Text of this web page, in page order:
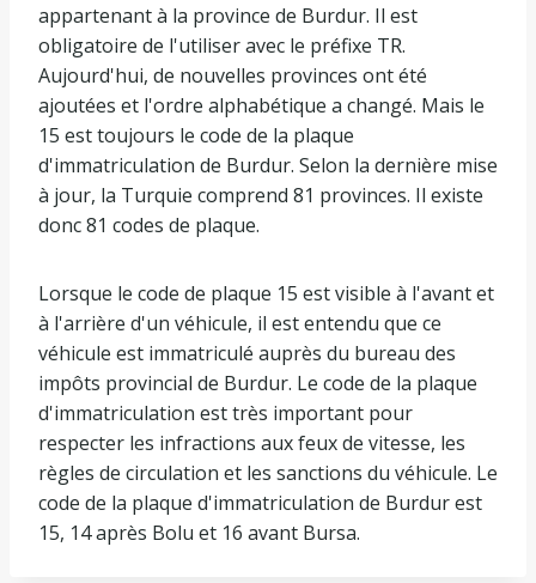
appartenant à la province de Burdur. Il est
obligatoire de l'utiliser avec le préfixe TR.
Aujourd'hui, de nouvelles provinces ont été
ajoutées et l'ordre alphabétique a changé. Mais le
15 est toujours le code de la plaque
d'immatriculation de Burdur. Selon la dernière mise
à jour, la Turquie comprend 81 provinces. Il existe
donc 81 codes de plaque.
Lorsque le code de plaque 15 est visible à l'avant et
à l'arrière d'un véhicule, il est entendu que ce
véhicule est immatriculé auprès du bureau des
impôts provincial de Burdur. Le code de la plaque
d'immatriculation est très important pour
respecter les infractions aux feux de vitesse, les
règles de circulation et les sanctions du véhicule. Le
code de la plaque d'immatriculation de Burdur est
15, 14 après Bolu et 16 avant Bursa.